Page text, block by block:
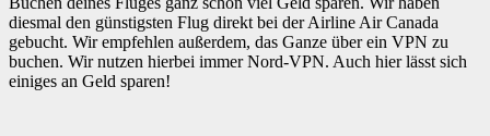
diesmal den günstigsten Flug direkt bei der Airline Air Canada
gebucht. Wir empfehlen außerdem, das Ganze über ein VPN zu
buchen. Wir nutzen hierbei immer Nord-VPN. Auch hier lässt sich
einiges an Geld sparen!